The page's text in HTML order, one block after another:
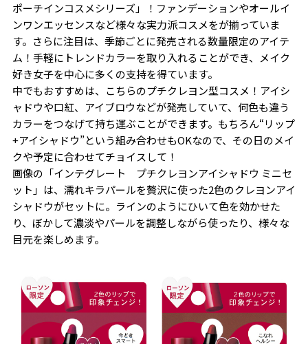
ポーチインコスメシリーズ」！ファンデーションやオールイ
ンワンエッセンスなど様々な実力派コスメをが揃っていま
す。さらに注目は、季節ごとに発売される数量限定のアイテ
ム！手軽にトレンドカラーを取り入れることができ、メイク
好き女子を中心に多くの支持を得ています。
中でもおすすめは、こちらのプチクレヨン型コスメ！アイシ
ャドウや口紅、アイブロウなどが発売していて、何色も違う
カラーをつなげて持ち運ぶことができます。もちろん“リップ
+アイシャドウ”という組み合わせもOKなので、その日のメイ
クや予定に合わせてチョイスして！
画像の「インテグレート プチクレヨンアイシャドウ ミニセ
ット」は、濡れキラパールを贅沢に使った2色のクレヨンアイ
シャドウがセットに。ラインのようにひいて色を効かせた
り、ぼかして濃淡やパールを調整しながら使ったり、様々な
目元を楽しめます。